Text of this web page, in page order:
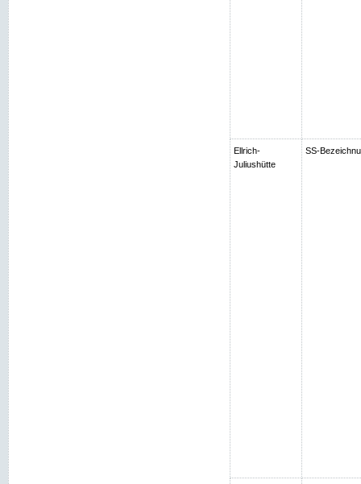
Ellrich-
Juliushütte
SS-